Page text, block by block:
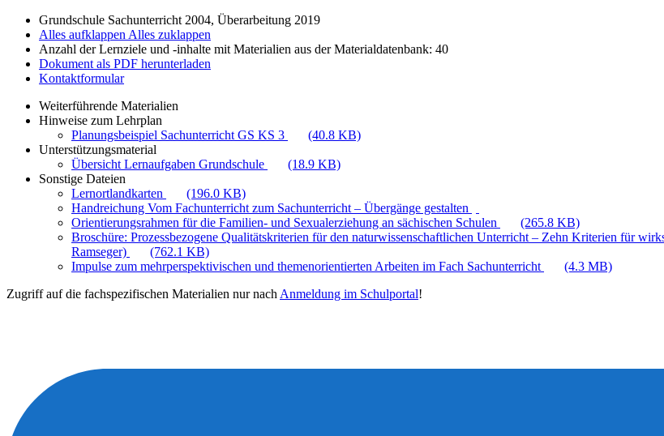
Grundschule Sachunterricht 2004, Überarbeitung 2019
Alles aufklappen Alles zuklappen
Anzahl der Lernziele und -inhalte mit Materialien aus der Materialdatenbank: 40
Dokument als PDF herunterladen
Kontaktformular
Weiterführende Materialien
Hinweise zum Lehrplan
Planungsbeispiel Sachunterricht GS KS 3
(40.8 KB)
Unterstützungsmaterial
Übersicht Lernaufgaben Grundschule
(18.9 KB)
Sonstige Dateien
Lernortlandkarten
(196.0 KB)
Handreichung Vom Fachunterricht zum Sachunterricht – Übergänge gestalten
Orientierungsrahmen für die Familien- und Sexualerziehung an sächischen Schulen
(265.8 KB)
Broschüre: Prozessbezogene Qualitätskriterien für den naturwissenschaftlichen Unterricht – Zehn Kriterien für
Ramseger)
(762.1 KB)
Impulse zum mehrperspektivischen und themenorientierten Arbeiten im Fach Sachunterricht
(4.3 MB)
Zugriff auf die fachspezifischen Materialien nur nach Anmeldung im Schulportal!